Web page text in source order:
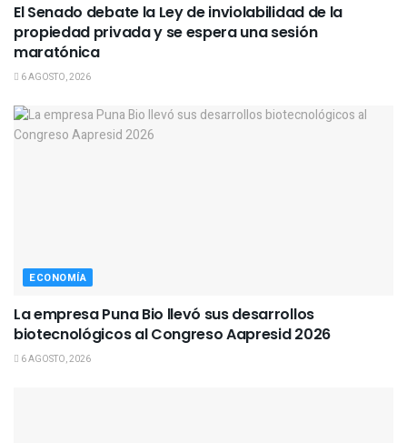
El Senado debate la Ley de inviolabilidad de la
propiedad privada y se espera una sesión
maratónica
6 AGOSTO, 2026
ECONOMÍA
La empresa Puna Bio llevó sus desarrollos
biotecnológicos al Congreso Aapresid 2026
6 AGOSTO, 2026